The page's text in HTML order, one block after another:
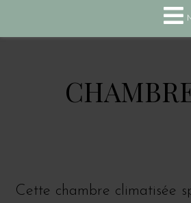
Cette chambre climatisée